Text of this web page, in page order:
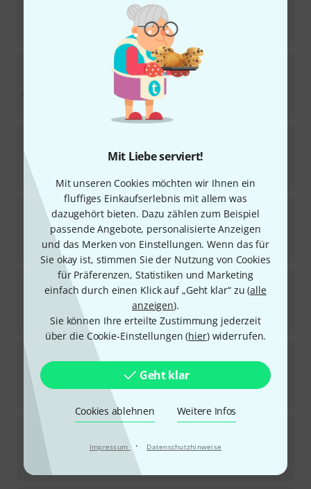
Mit Liebe serviert!
Mit unseren Cookies möchten wir Ihnen ein
fluffiges Einkaufserlebnis mit allem was
dazugehört bieten. Dazu zählen zum Beispiel
passende Angebote, personalisierte Anzeigen
und das Merken von Einstellungen. Wenn das für
Sie okay ist, stimmen Sie der Nutzung von Cookies
für Präferenzen, Statistiken und Marketing
einfach durch einen Klick auf „Geht klar“ zu (alle
anzeigen).
Sie können Ihre erteilte Zustimmung jederzeit
über die Cookie-Einstellungen (hier) widerrufen.
Geht klar
Cookies ablehnen Weitere Infos
Impressum · Datenschutzhinweise
247
Sofort lieferbar
17852/SW 5m Tuchel
82
Sofort lieferbar
247
Sofort lieferbar
22,90 €
pro snake XLR Patch Angled/Female 3m
Sofort lieferbar
27,50 €
pro snake 31850 Pink
46
Sofort lieferbar
23,50€
pro snake
Sofort lieferbar
28,90€
pro snake31880 Pink
Sofort lieferbar